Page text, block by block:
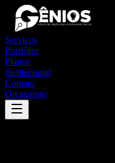
Serviços
Portfólio
Planos
Institucional
Contato
Orçamento